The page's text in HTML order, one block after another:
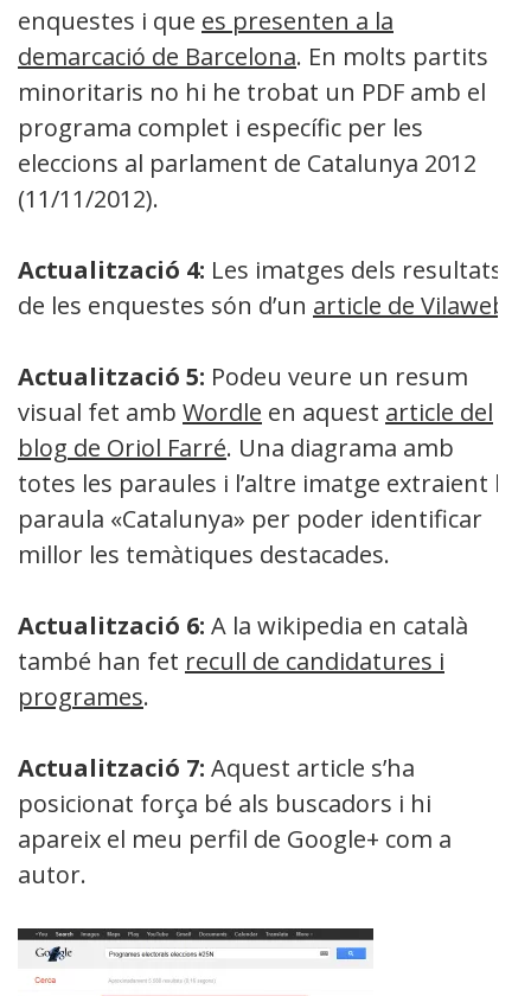
enquestes i que es presenten a la
demarcació de Barcelona. En molts partits
minoritaris no hi he trobat un PDF amb el
programa complet i específic per les
eleccions al parlament de Catalunya 2012
(11/11/2012).
Actualització 4: Les imatges dels resultats
de les enquestes són d’un article de Vilaweb
Actualització 5: Podeu veure un resum
visual fet amb Wordle en aquest article del
blog de Oriol Farré. Una diagrama amb
totes les paraules i l’altre imatge extraient la
paraula «Catalunya» per poder identificar
millor les temàtiques destacades.
Actualització 6: A la wikipedia en català
també han fet recull de candidatures i
programes.
Actualització 7: Aquest article s’ha
posicionat força bé als buscadors i hi
apareix el meu perfil de Google+ com a
autor.